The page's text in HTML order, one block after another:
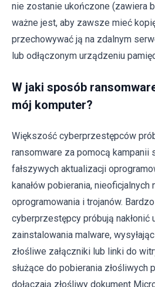
nie zostanie ukończone (zawiera
ważne jest, aby zawsze mieć
przechowywać ją na zdalnym
lub odłączonym urządzeniu
W jaki sposób
mój komputer?
Większość cyberprzestępców
ransomware za pomocą kampanii
fałszywych aktualizacji
kanałów pobierania,
oprogramowania i trojanów.
cyberprzestępcy próbują nakłonić
zainstalowania malware,
złośliwe załączniki lub linki do
służące do pobierania złośliwych
dołączają złośliwy dokument